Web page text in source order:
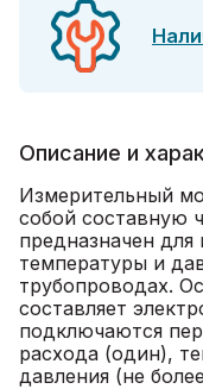
Описание и
Измерительный
собой составную
предназначен для
температуры и
трубопроводах.
составляет
подключаются
расхода (один),
давления (не